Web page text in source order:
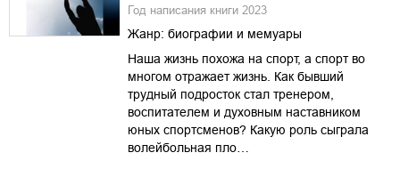
Год написания книги 2023
Жанр: биографии и мемуары
Наша жизнь похожа на спорт, а спорт во
многом отражает жизнь. Как бывший
трудный подросток стал тренером,
воспитателем и духовным наставником
юных спортсменов? Какую роль сыграла
волейбольная пло…